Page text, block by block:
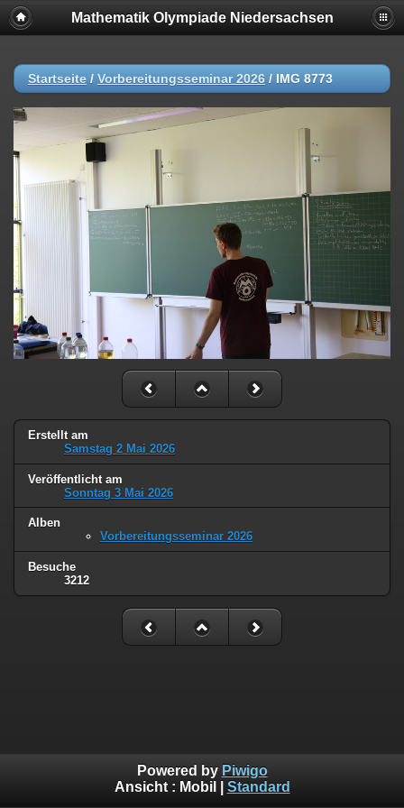
Mathematik Olympiade Niedersachsen
Startseite / Vorbereitungsseminar 2026 / IMG 8773
Erstellt am
Samstag 2 Mai 2026
Veröffentlicht am
Sonntag 3 Mai 2026
Alben
Vorbereitungsseminar 2026
Besuche
3212
Powered by Piwigo
Ansicht : Mobil Standard